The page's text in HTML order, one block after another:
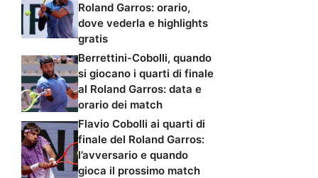
Roland Garros: orario,
dove vederla e highlights
gratis
Berrettini-Cobolli, quando
si giocano i quarti di finale
al Roland Garros: data e
orario dei match
Flavio Cobolli ai quarti di
finale del Roland Garros:
l’avversario e quando
gioca il prossimo match